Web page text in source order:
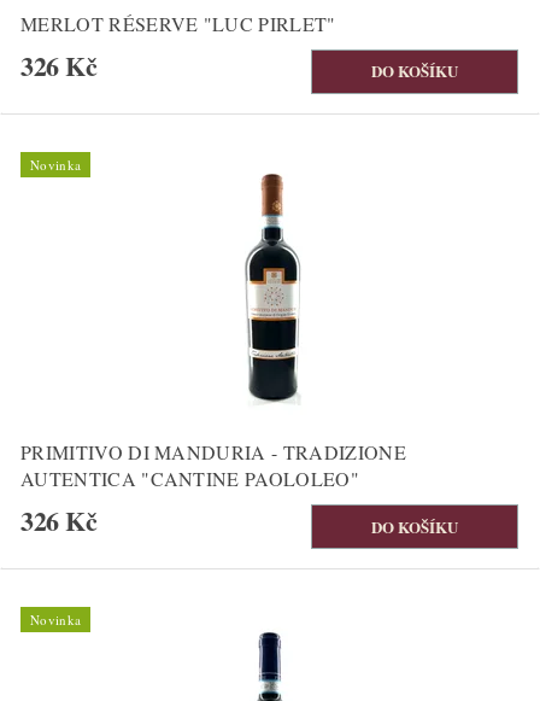
MERLOT RÉSERVE "LUC PIRLET"
326 Kč
Novinka
PRIMITIVO DI MANDURIA - TRADIZIONE
AUTENTICA "CANTINE PAOLOLEO"
326 Kč
Novinka